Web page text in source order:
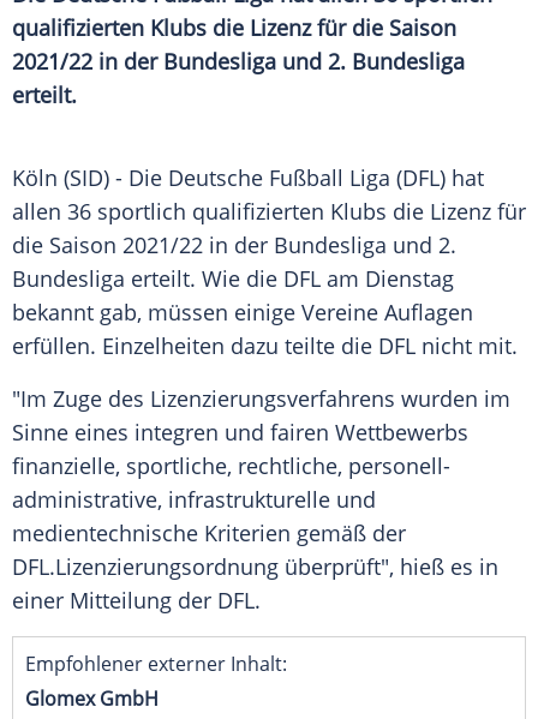
qualifizierten Klubs die Lizenzfür die Saison
2021/22 in der Bundesliga und 2. Bundesliga
erteilt.
Köln (SID) - Die Deutsche Fußball Liga (DFL) hat
allen 36 sportlich qualifizierten Klubs die Lizenz für
die Saison 2021/22 in der Bundesliga und 2.
Bundesliga erteilt. Wie die DFL am Dienstag
bekannt gab, müssen einige Vereine Auflagen
erfüllen. Einzelheiten dazu teilte die DFL nicht mit.
"Im Zuge des Lizenzierungsverfahrens wurden im
Sinne eines integren und fairen Wettbewerbs
finanzielle, sportliche, rechtliche, personell-
administrative, infrastrukturelle und
medientechnische Kriterien gemäß der
DFL.Lizenzierungsordnung überprüft", hieß es in
einer Mitteilung der DFL.
Empfohlener externer Inhalt:
Glomex GmbH